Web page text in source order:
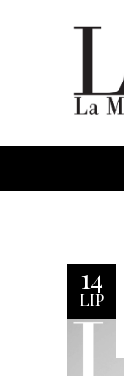
14
LIP